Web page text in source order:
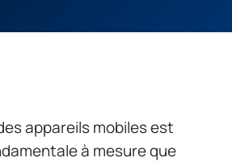
appareils mobiles est
à mesure que